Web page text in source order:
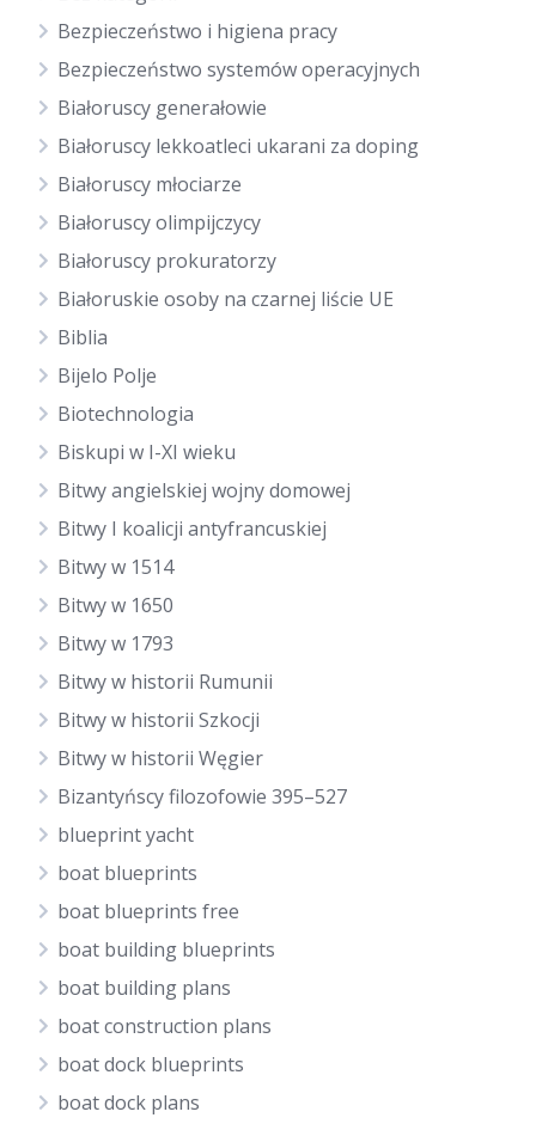
Bezpieczeństwo i higiena pracy
Bezpieczeństwo systemów operacyjnych
Białoruscy generałowie
Białoruscy lekkoatleci ukarani za doping
Białoruscy młociarze
Białoruscy olimpijczycy
Białoruscy prokuratorzy
Białoruskie osoby na czarnej liście UE
Biblia
Bijelo Polje
Biotechnologia
Biskupi w I-XI wieku
Bitwy angielskiej wojny domowej
Bitwy I koalicji antyfrancuskiej
Bitwy w 1514
Bitwy w 1650
Bitwy w 1793
Bitwy w historii Rumunii
Bitwy w historii Szkocji
Bitwy w historii Węgier
Bizantyńscy filozofowie 395–527
blueprint yacht
boat blueprints
boat blueprints free
boat building blueprints
boat building plans
boat construction plans
boat dock blueprints
boat dock plans